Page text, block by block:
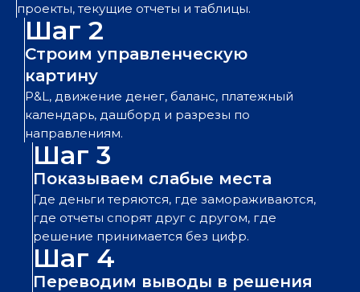
проекты, текущие отчеты и таблицы.
Шаг 2
Строим управленческую
картину
P&L, движение денег, баланс, платежный
календарь, дашборд и разрезы по
направлениям.
Шаг 3
Показываем слабые места
Где деньги теряются, где замораживаются,
где отчеты спорят друг с другом, где
решение принимается без цифр.
Шаг 4
Переводим выводы в решения